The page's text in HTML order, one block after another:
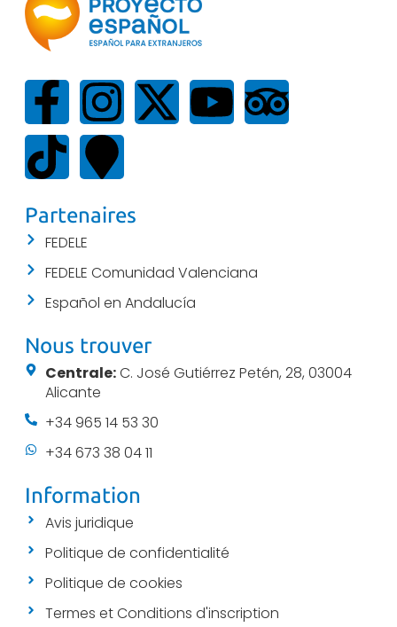
Partenaires
FEDELE
FEDELE Comunidad Valenciana
Español en Andalucía
Nous trouver
Centrale:C. José Gutiérrez Petén, 28, 03004
Alicante
+34 965 14 53 30
+34 673 38 04 11
Information
Avis juridique
Politique de confidentialité
Politique de cookies
Termes et Conditions d'inscription